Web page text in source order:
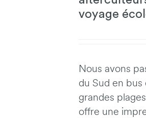
voyage
Nous avons
du Sud en
grandes
offre une